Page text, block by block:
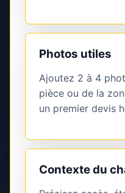
Photos utiles
Ajoutez 2 à 4
pièce ou de la
un premier devis
Contexte du